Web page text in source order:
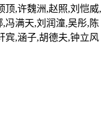
顶,许魏洲,赵照,刘恺威,
冯满天,刘润潼,吴彤,陈
宾,涵子,胡德夫,钟立风